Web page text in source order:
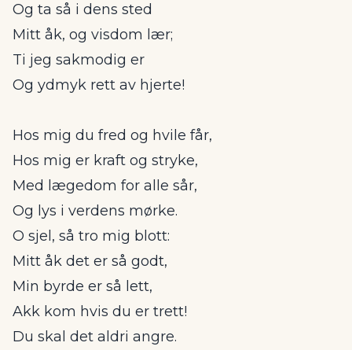
Og ta så i dens sted
Mitt åk, og visdom lær;
Ti jeg sakmodig er
Og ydmyk rett av hjerte!
Hos mig du fred og hvile får,
Hos mig er kraft og stryke,
Med lægedom for alle sår,
Og lys i verdens mørke.
O sjel, så tro mig blott:
Mitt åk det er så godt,
Min byrde er så lett,
Akk kom hvis du er trett!
Du skal det aldri angre.